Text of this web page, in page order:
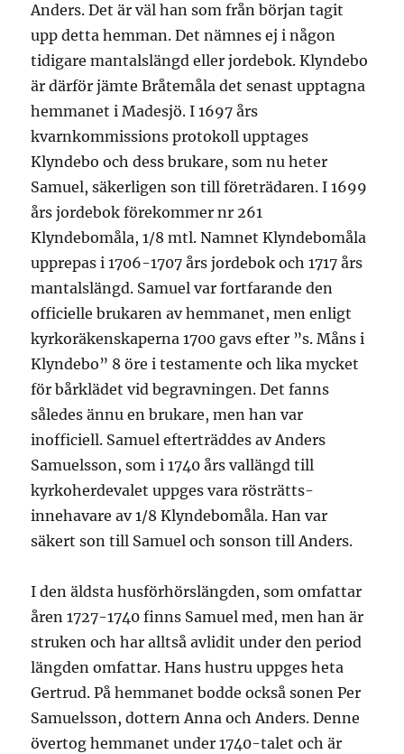
Anders. Det är väl han som från början tagit
upp detta hemman. Det nämnes ej i någon
tidigare mantalslängd eller jordebok. Klyndebo
är därför jämte Bråtemåla det senast upptagna
hemmanet i Madesjö. I 1697 års
kvarnkommissions protokoll upptages
Klyndebo och dess brukare, som nu heter
Samuel, säkerligen son till företrädaren. I 1699
års jordebok förekommer nr 261
Klyndebomåla, 1/8 mtl. Namnet Klyndebomåla
upprepas i 1706-1707 års jordebok och 1717 års
mantalslängd. Samuel var fortfarande den
officielle brukaren av hemmanet, men enligt
kyrkoräkenskaperna 1700 gavs efter ”s. Måns i
Klyndebo” 8 öre i testamente och lika mycket
för bårklädet vid begravningen. Det fanns
således ännu en brukare, men han var
inofficiell. Samuel efterträddes av Anders
Samuelsson, som i 1740 års vallängd till
kyrkoherdevalet uppges vara rösträtts-
innehavare av 1/8 Klyndebomåla. Han var
säkert son till Samuel och sonson till Anders.
I den äldsta husförhörslängden, som omfattar
åren 1727-1740 finns Samuel med, men han är
struken och har alltså avlidit under den period
längden omfattar. Hans hustru uppges heta
Gertrud. På hemmanet bodde också sonen Per
Samuelsson, dottern Anna och Anders. Denne
övertog hemmanet under 1740-talet och är